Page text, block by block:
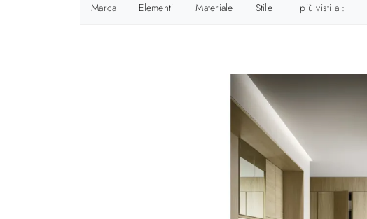
Marca Elementi Materiale Stile I più visti a :